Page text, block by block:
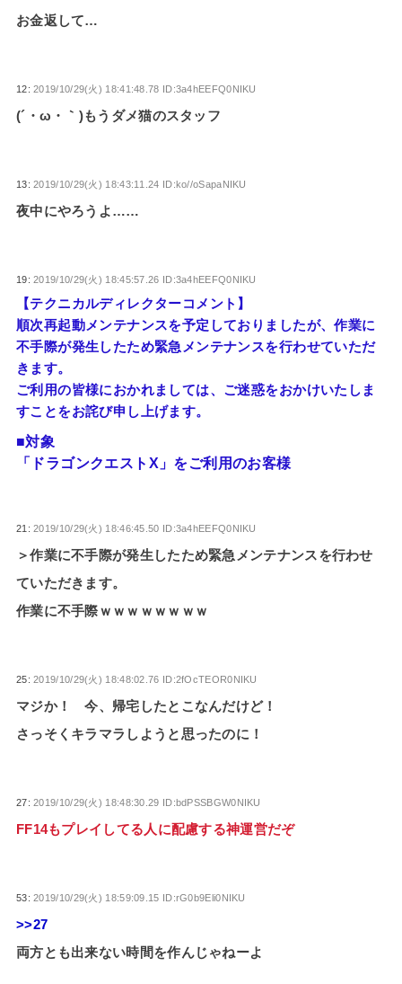
お金返して…
12:2019/10/29(火) 18:41:48.78 ID:3a4hEEFQ0NIKU
(´・ω・｀)もうダメ猫のスタッフ
13:2019/10/29(火) 18:43:11.24 ID:ko//oSapaNIKU
夜中にやろうよ……
19:2019/10/29(火) 18:45:57.26 ID:3a4hEEFQ0NIKU
【テクニカルディレクターコメント】
順次再起動メンテナンスを予定しておりましたが、作業に
不手際が発生したため緊急メンテナンスを行わせていただ
きます。
ご利用の皆様におかれましては、ご迷惑をおかけいたしま
すことをお詫び申し上げます。
■対象
「ドラゴンクエストX」をご利用のお客様
21:2019/10/29(火) 18:46:45.50 ID:3a4hEEFQ0NIKU
＞作業に不手際が発生したため緊急メンテナンスを行わせ
ていただきます。
作業に不手際ｗｗｗｗｗｗｗｗ
25:2019/10/29(火) 18:48:02.76 ID:2fOcTEOR0NIKU
マジか！ 今、帰宅したとこなんだけど！
さっそくキラマラしようと思ったのに！
27:2019/10/29(火) 18:48:30.29 ID:bdPSSBGW0NIKU
FF14もプレイしてる人に配慮する神運営だぞ
53:2019/10/29(火) 18:59:09.15 ID:rG0b9Eli0NIKU
>>27
両方とも出来ない時間を作んじゃねーよ